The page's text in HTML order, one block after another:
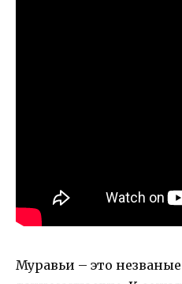
Муравьи – это